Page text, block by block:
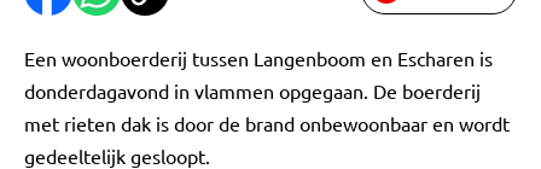
Een woonboerderij tussen Langenboom en Escharen is
donderdagavond in vlammen opgegaan. De boerderij
met rieten dak is door de brand onbewoonbaar en wordt
gedeeltelijk gesloopt.